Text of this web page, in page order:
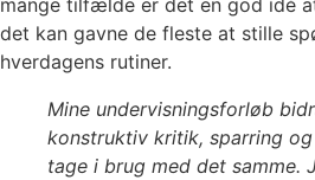
det kan gavne de fleste at stille
hverdagens rutiner.
Mine undervisningsforløb
konstruktiv kritik, sparring
tage i brug med det samme.